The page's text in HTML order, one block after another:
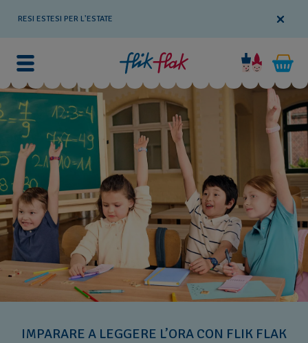
RESI ESTESI PER L'ESTATE
IMPARARE A LEGGERE L’ORA CON FLIK FLAK